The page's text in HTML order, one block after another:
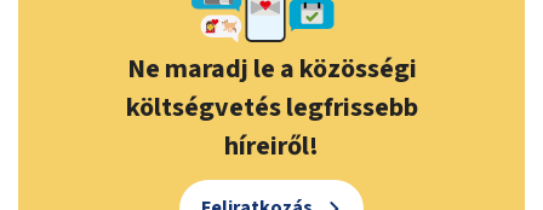
Ne maradj le a közösségi
költségvetés legfrissebb
híreiről!